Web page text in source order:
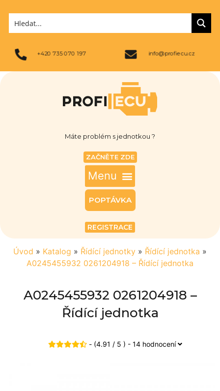
+420 735 070 197 info@profiecu.cz
Máte problém s jednotkou ?
ZAČNĚTE ZDE
POPTÁVKA
REGISTRACE
Úvod » Katalog » Řídící jednotky » Řídící jednotka »
A0245455932 0261204918 – Řídící jednotka
A0245455932 0261204918 –
Řídící jednotka
- (4.91 / 5 ) - 14 hodnocení